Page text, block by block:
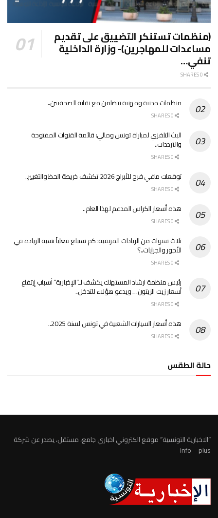
(منظمات تستنكر التضييق على تقديم
مساعدات للمهاجرين)- وزارة الداخلية
تنفي…
منظمات مدنية ومهنية تتضامن مع نقابة الصحفيين..
البث التلفزي لمباراة تونس ومالي: قائمة القنوات المفتوحة
والترددات..
توقعات ماغي فرح للأبراج 2026 تكشف خريطة الحظ والتغيير..
هذه أسعار الكراس المدعم لهذا العام..
ثلاث سنوات من الزيادات المرتقبة: كم ستبلغ فعلياً نسبة الزيادة في
الأجور والجرايات..؟
رئيس منظمة ارشاد المستهلك يكشف لـ”الإخبارية” أسباب إرتفاع
أسعار زيت الزيتون… ويدعو هؤلاء للتدخل..
هذه أسعار السيارات الشعبية في تونس لسنة 2025..
حالة الطقس
“الاخبارية التونسية” موقع الكتروني اخباري جامع، مستقل، يصدر عن شركة
info – plus